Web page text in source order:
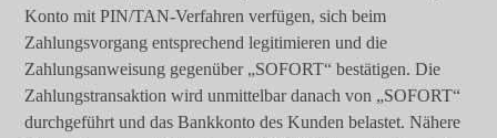
Konto mit PIN/TAN-Verfahren verfügen, sich beim
Zahlungsvorgang entsprechend legitimieren und die
Zahlungsanweisung gegenüber „SOFORT“ bestätigen. Die
Zahlungstransaktion wird unmittelbar danach von „SOFORT“
durchgeführt und das Bankkonto des Kunden belastet. Nähere